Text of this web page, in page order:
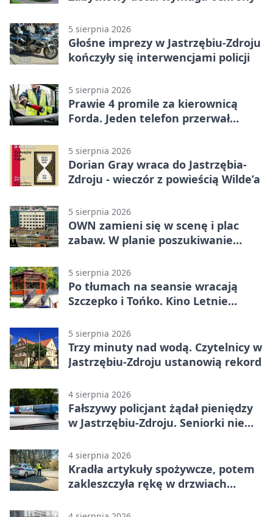
5 sierpnia 2026
Głośne imprezy w Jastrzębiu-Zdroju
kończyły się interwencjami policji
5 sierpnia 2026
Prawie 4 promile za kierownicą
Forda. Jeden telefon przerwał
5 sierpnia 2026
Dorian Gray wraca do Jastrzębia-
Zdroju - wieczór z powieścią Wilde’a
5 sierpnia 2026
OWN zamieni się w scenę i plac
zabaw. W planie poszukiwanie
5 sierpnia 2026
Po tłumach na seansie wracają
Szczepko i Tońko. Kino Letnie
5 sierpnia 2026
Trzy minuty nad wodą. Czytelnicy w
Jastrzębiu-Zdroju ustanowią rekord
4 sierpnia 2026
Fałszywy policjant żądał pieniędzy
w Jastrzębiu-Zdroju. Seniorki nie
4 sierpnia 2026
Kradła artykuły spożywcze, potem
zakleszczyła rękę w drzwiach